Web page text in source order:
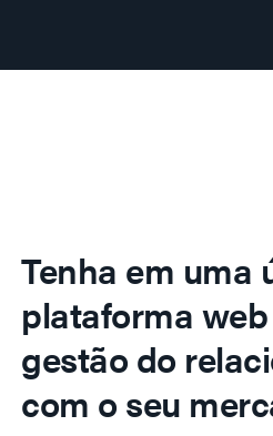
Tenha em uma
plataforma
gestão do
com o seu